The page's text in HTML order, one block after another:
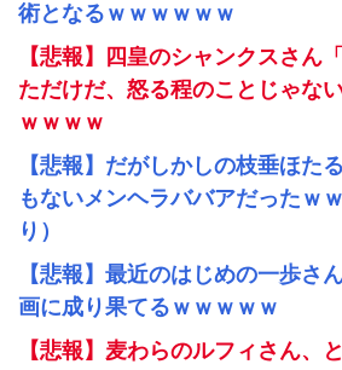
術となるｗｗｗｗｗｗ
【悲報】四皇のシャンクスさん
ただけだ、怒る程のことじゃな
ｗｗｗｗ
【悲報】だがしかしの枝垂ほた
もないメンヘラババアだったｗ
り）
【悲報】最近のはじめの一歩さ
画に成り果てるｗｗｗｗｗ
【悲報】麦わらのルフィさん、